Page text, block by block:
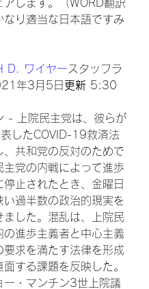
アします。（WORD翻訳
なり適当な日本語ですみ
D. ワイヤー スタッフラ
年3月5日 更新 5:30
- 上院民主党は、彼らが
したCOVID-19救済法
、共和党の反対のためで
主党の内戦によって進歩
停止されたとき、金曜日
い過半数の政治的現実を
ました。混乱は、上院民
の進歩主義者と中心主義
要求を満たす法律を形成
面する課題を反映した。
ー・マンチン3世上院議